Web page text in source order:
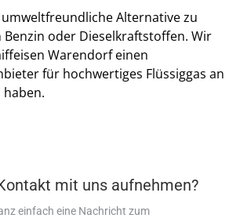
Alternative zu
oder Dieselkraftstoffen. Wir
Warendorf einen
für hochwertiges Flüssiggas an
haben.
mit uns aufnehmen?
einfach eine Nachricht zum